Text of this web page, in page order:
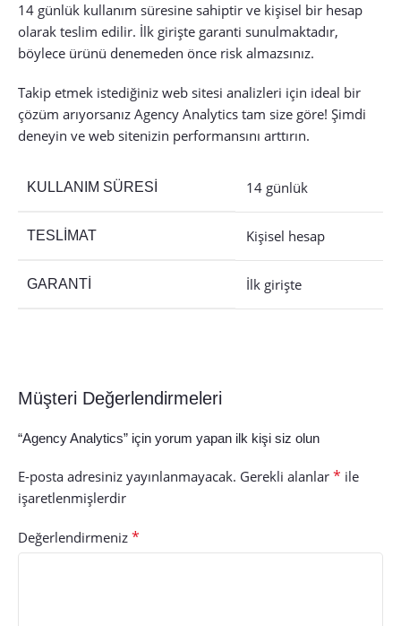
14 günlük kullanım süresine sahiptir ve kişisel bir hesap
olarak teslim edilir. İlk girişte garanti sunulmaktadır,
böylece ürünü denemeden önce risk almazsınız.
Takip etmek istediğiniz web sitesi analizleri için ideal bir
çözüm arıyorsanız Agency Analytics tam size göre! Şimdi
deneyin ve web sitenizin performansını arttırın.
KULLANIM SÜRESI 14 günlük
TESLIMAT Kişisel hesap
GARANTI İlk girişte
Müşteri Değerlendirmeleri
“Agency Analytics” için yorum yapan ilk kişi siz olun
E-posta adresiniz yayınlanmayacak. Gerekli alanlar * ile
işaretlenmişlerdir
Değerlendirmeniz *